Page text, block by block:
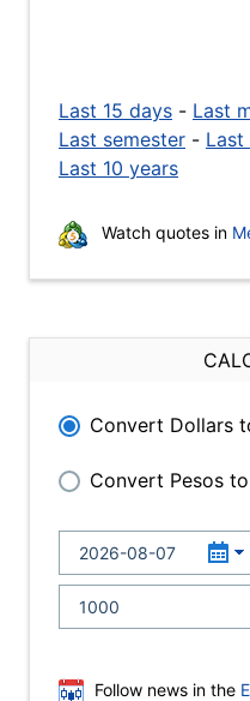
Last 15 days - Last
Last semester - Last
Last 10 years
Watch quotes in
Convert Dollars
Convert Pesos
Follow news in the